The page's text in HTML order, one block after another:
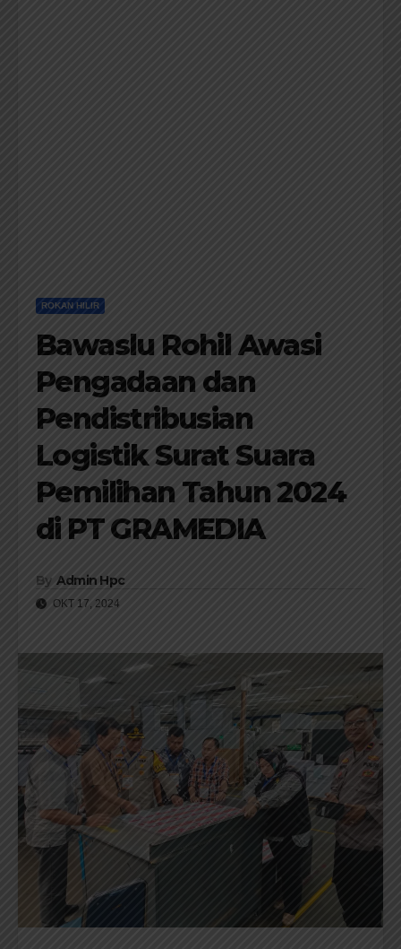
ROKAN HILIR
Bawaslu Rohil Awasi
Pengadaan dan
Pendistribusian
Logistik Surat Suara
Pemilihan Tahun 2024
di PT GRAMEDIA
By Admin Hpc
OKT 17, 2024